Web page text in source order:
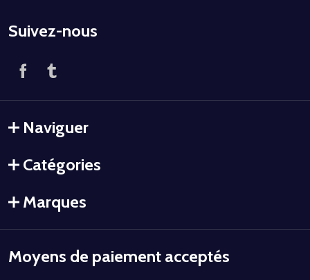
Suivez-nous
Naviguer
Catégories
Marques
Moyens de paiement acceptés